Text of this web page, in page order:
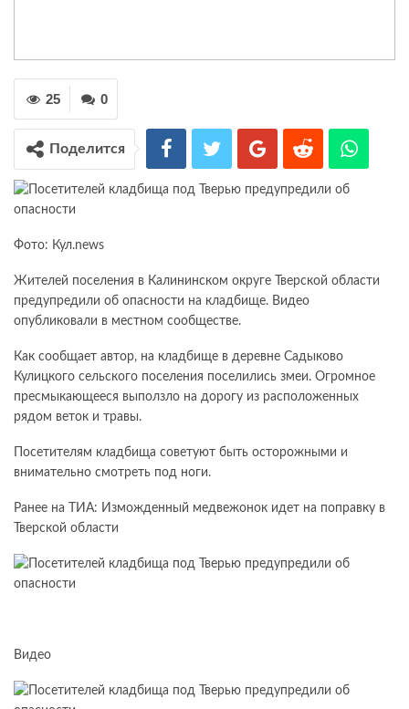
0
25
Поделится
Фото: Кул.news
Жителей поселения в Калининском округе Тверской области
предупредили об опасности на кладбище. Видео
опубликовали в местном сообществе.
Как сообщает автор, на кладбище в деревне Садыково
Кулицкого сельского поселения поселились змеи. Огромное
пресмыкающееся выползло на дорогу из расположенных
рядом веток и травы.
Посетителям кладбища советуют быть осторожными и
внимательно смотреть под ноги.
Ранее на ТИА: Изможденный медвежонок идет на поправку в
Тверской области
Видео